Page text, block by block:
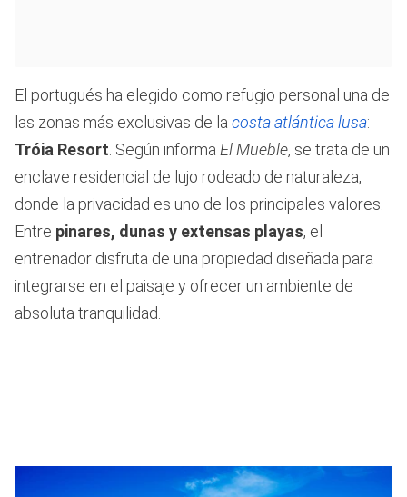
El portugués ha elegido como refugio personal una de
las zonas más exclusivas de la costa atlántica lusa:
Tróia Resort . Según informa El Mueble, se trata de un
enclave residencial de lujo rodeado de naturaleza,
donde la privacidad es uno de los principales valores.
Entre pinares, dunas y extensas playas, el
entrenador disfruta de una propiedad diseñada para
integrarse en el paisaje y ofrecer un ambiente de
absoluta tranquilidad.